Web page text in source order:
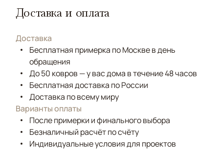
Доставка и оплата
Доставка
Бесплатная примерка по Москве в день
обращения
До 50 ковров — у вас дома в течение 48 часов
Бесплатная доставка по России
Доставка по всему миру
Варианты оплаты
После примерки и финального выбора
Безналичный расчёт по счёту
Индивидуальные условия для проектов